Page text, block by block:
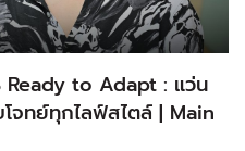
Ready to Adapt : แว่น
จทย์ทุกไลฟ์สไตล์ | Main